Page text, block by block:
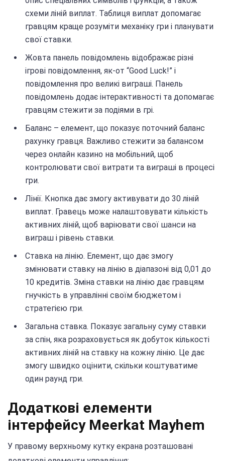
схеми ліній виплат. Таблиця виплат допомагає
гравцям краще розуміти механіку гри і планувати
свої ставки.
Жовта панель повідомлень відображає різні
ігрові повідомлення, як-от “Good Luck!” і
повідомлення про великі виграші. Панель
повідомлень додає інтерактивності та допомагає
гравцям стежити за подіями в грі.
Баланс – елемент, що показує поточний баланс
рахунку гравця. Важливо стежити за балансом
через онлайн казино на мобільний, щоб
контролювати свої витрати та виграші в процесі
гри.
Лінії. Кнопка дає змогу активувати до 30 ліній
виплат. Гравець може налаштовувати кількість
активних ліній, щоб варіювати свої шанси на
виграш і рівень ставки.
Ставка на лінію. Елемент, що дає змогу
змінювати ставку на лінію в діапазоні від 0,01 до
10 кредитів. Зміна ставки на лінію дає гравцям
гнучкість в управлінні своїм бюджетом і
стратегією гри.
Загальна ставка. Показує загальну суму ставки
за спін, яка розраховується як добуток кількості
активних ліній на ставку на кожну лінію. Це дає
змогу швидко оцінити, скільки коштуватиме
один раунд гри.
Додаткові елементи
інтерфейсу Meerkat Mayhem
У правому верхньому кутку екрана розташовані